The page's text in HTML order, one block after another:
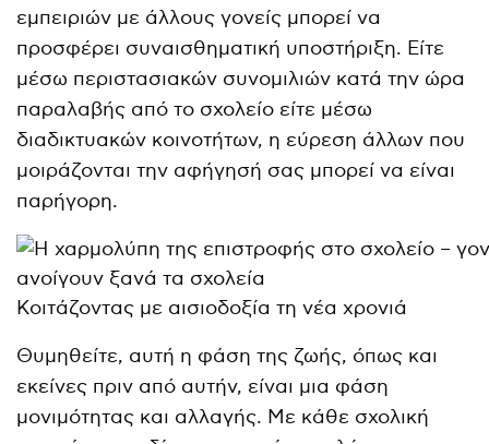
εμπειριών με άλλους γονείς μπορεί να
προσφέρει συναισθηματική υποστήριξη. Είτε
μέσω περιστασιακών συνομιλιών κατά την ώρα
παραλαβής από το σχολείο είτε μέσω
διαδικτυακών κοινοτήτων, η εύρεση άλλων που
μοιράζονται την αφήγησή σας μπορεί να είναι
παρήγορη.
Κοιτάζοντας με αισιοδοξία τη νέα χρονιά
Θυμηθείτε, αυτή η φάση της ζωής, όπως και
εκείνες πριν από αυτήν, είναι μια φάση
μονιμότητας και αλλαγής. Με κάθε σχολική